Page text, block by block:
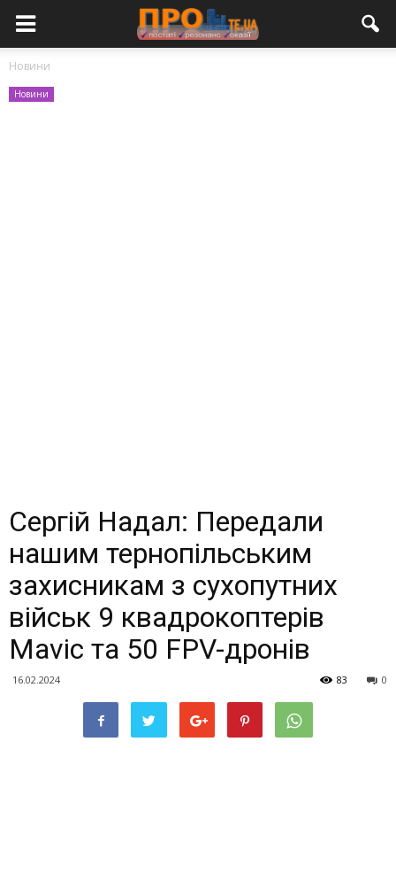
Новини
Новини
Сергій Надал: Передали
нашим тернопільським
захисникам з сухопутних
військ 9 квадрокоптерів
Mavic та 50 FPV-дронів
16.02.2024 0
83